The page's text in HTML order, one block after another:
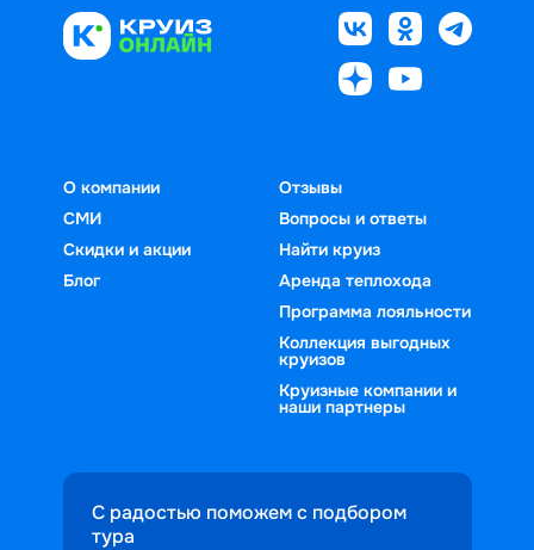
О компании
СМИ
Скидки и акции
Блог
Отзывы
Вопросы и ответы
Найти круиз
Аренда теплохода
Программа лояльности
Коллекция выгодных
круизов
Круизные компании и
наши партнеры
С радостью поможем с подбором
тура